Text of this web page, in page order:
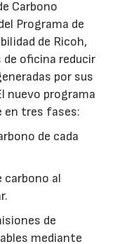
Carbono
Programa de
de Ricoh,
oficina reducir
por sus
nuevo programa
en tres fases:
de cada
carbono al
de
mediante